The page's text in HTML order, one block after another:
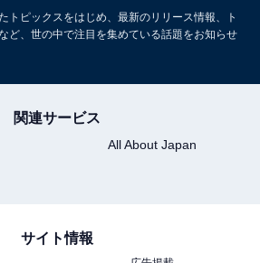
トピックスをはじめ、最新のリリース情報、ト
ど、世の中で注目を集めている話題をお知らせ
関連サービス
All About Japan
サイト情報